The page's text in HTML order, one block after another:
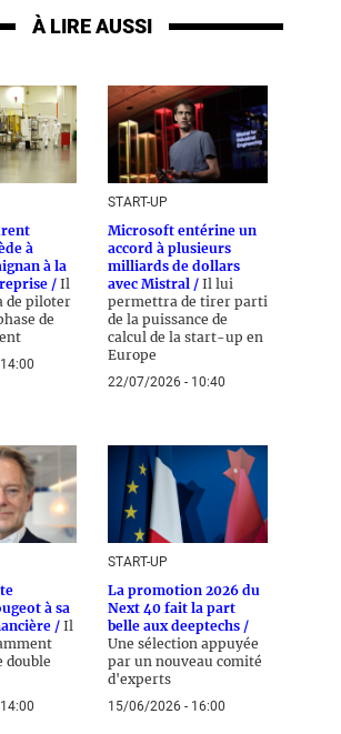
À LIRE AUSSI
à
à la
/ Il
de piloter
de
START-UP
Microsoft entérine un
accord à plusieurs
milliards de dollars
avec Mistral / Il lui
permettra de tirer parti
de la puissance de
calcul de la start-up en
Europe
22/07/2026 - 10:40
à sa
/ Il
double
START-UP
La promotion 2026 du
Next 40 fait la part
belle aux deeptechs /
Une sélection appuyée
par un nouveau comité
d'experts
15/06/2026 - 16:00